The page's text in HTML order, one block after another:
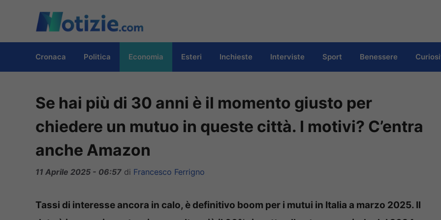
contenuto
Cronaca Politica Economia Esteri Inchieste Interviste Sport Benessere
Se hai più di 30 anni è il momento giusto per
chiedere un mutuo in queste città. I motivi? C’entra
anche Amazon
11 Aprile 2025 - 06:57 di Francesco Ferrigno
Tassi di interesse ancora in calo, è definitivo boom per i mutui in Italia a marzo 2025. Il